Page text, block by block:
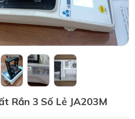
Rắn 3 Số Lẻ JA203M